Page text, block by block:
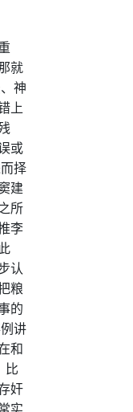
就
神
上
或
择
建
所
李
认
粮
的
讲
和
比
奸
实